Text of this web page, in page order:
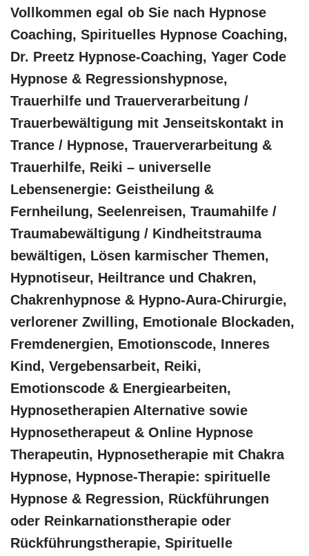
Vollkommen egal ob Sie nach Hypnose
Coaching, Spirituelles Hypnose Coaching,
Dr. Preetz Hypnose-Coaching, Yager Code
Hypnose & Regressionshypnose,
Trauerhilfe und Trauerverarbeitung /
Trauerbewältigung mit Jenseitskontakt in
Trance / Hypnose, Trauerverarbeitung &
Trauerhilfe, Reiki – universelle
Lebensenergie: Geistheilung &
Fernheilung, Seelenreisen, Traumahilfe /
Traumabewältigung / Kindheitstrauma
bewältigen, Lösen karmischer Themen,
Hypnotiseur, Heiltrance und Chakren,
Chakrenhypnose & Hypno-Aura-Chirurgie,
verlorener Zwilling, Emotionale Blockaden,
Fremdenergien, Emotionscode, Inneres
Kind, Vergebensarbeit, Reiki,
Emotionscode & Energiearbeiten,
Hypnosetherapien Alternative sowie
Hypnosetherapeut & Online Hypnose
Therapeutin, Hypnosetherapie mit Chakra
Hypnose, Hypnose-Therapie: spirituelle
Hypnose & Regression, Rückführungen
oder Reinkarnationstherapie oder
Rückführungstherapie, Spirituelle